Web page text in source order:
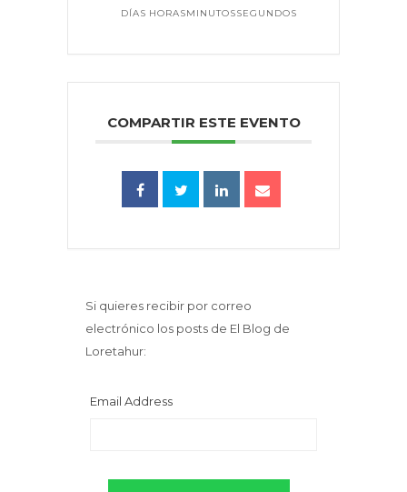
DÍAS HORASMINUTOSSEGUNDOS
COMPARTIR ESTE EVENTO
Si quieres recibir por correo
electrónico los posts de El Blog de
Loretahur:
Email Address